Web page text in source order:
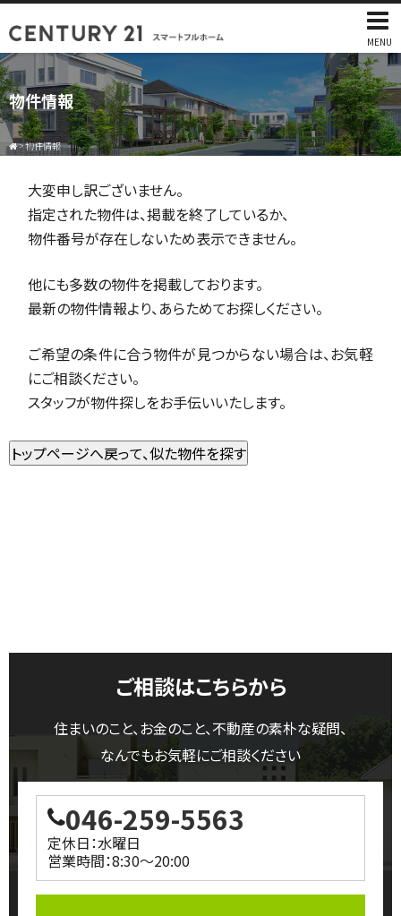
MENU
物件情報
>物件情報
大変申し訳ございません。
指定された物件は、掲載を終了しているか、
物件番号が存在しないため表示できません。
他にも多数の物件を掲載しております。
最新の物件情報より、あらためてお探しください。
ご希望の条件に合う物件が見つからない場合は、お気軽
にご相談ください。
スタッフが物件探しをお手伝いいたします。
ご相談はこちらから
住まいのこと、お金のこと、不動産の素朴な疑問、
なんでもお気軽にご相談ください
046-259-5563
定休日：水曜日
営業時間：8:30～20:00